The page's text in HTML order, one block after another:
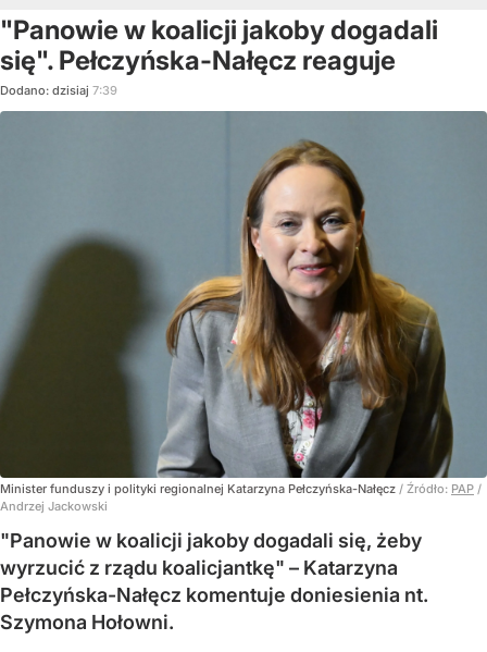
"Panowie w koalicji jakoby dogadali
się". Pełczyńska-Nałęcz reaguje
Dodano: dzisiaj 7:39
Minister funduszy i polityki regionalnej Katarzyna Pełczyńska-Nałęcz / Źródło: PAP /
Andrzej Jackowski
"Panowie w koalicji jakoby dogadali się, żeby
wyrzucić z rządu koalicjantkę" – Katarzyna
Pełczyńska-Nałęcz komentuje doniesienia nt.
Szymona Hołowni.